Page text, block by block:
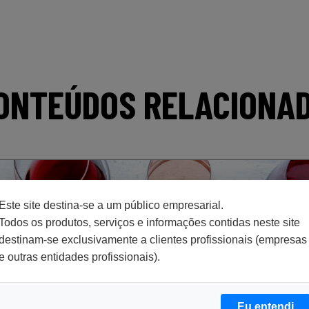
site destina-se a um público empresarial.
os produtos, serviços e informações contidas neste site
se exclusivamente a clientes profissionais (empresas
outras entidades profissionais).
Eu entendi